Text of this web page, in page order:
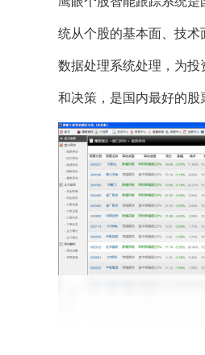
统从个股的基本面、技
数据处理系统处理，为
和决策，是国内最好的股